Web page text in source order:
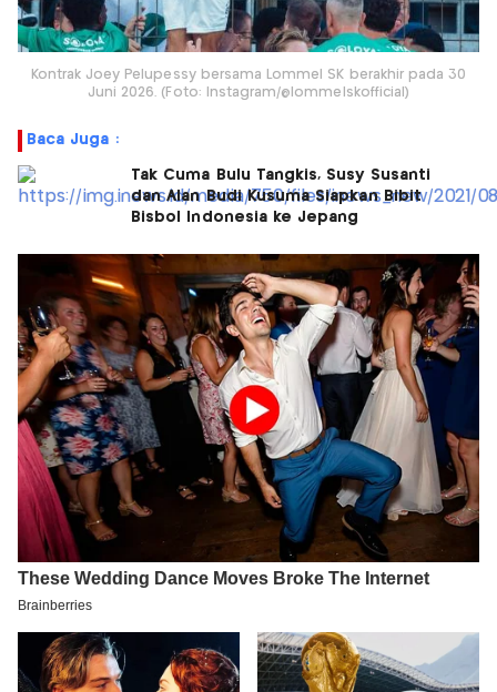
Kontrak Joey Pelupessy bersama Lommel SK berakhir pada 30
Juni 2026. (Foto: Instagram/@lommelskofficial)
Baca Juga :
Tak Cuma Bulu Tangkis, Susy Susanti
dan Alan Budi Kusuma Siapkan Bibit
Bisbol Indonesia ke Jepang